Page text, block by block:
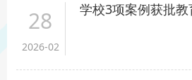
28
2026-02
学校3项案例获批教育部